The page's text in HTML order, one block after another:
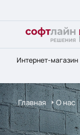
Интернет-магазин
Главная О нас